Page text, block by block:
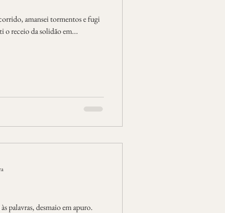
amansei tormentos e fugi
o receio da solidão em...
palavras, desmaio em apuro.